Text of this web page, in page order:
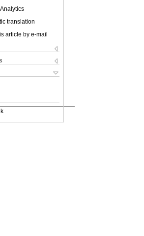
translation
article by e-mail